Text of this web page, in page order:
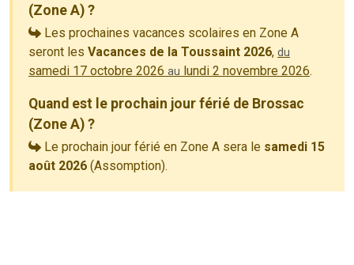
(Zone A) ?
Les prochaines vacances scolaires en Zone A
seront les Vacances de la Toussaint 2026, du
samedi 17 octobre 2026 au lundi 2 novembre 2026.
Quand est le prochain jour férié de Brossac
(Zone A) ?
Le prochain jour férié en Zone A sera le samedi 15
août 2026 (Assomption).